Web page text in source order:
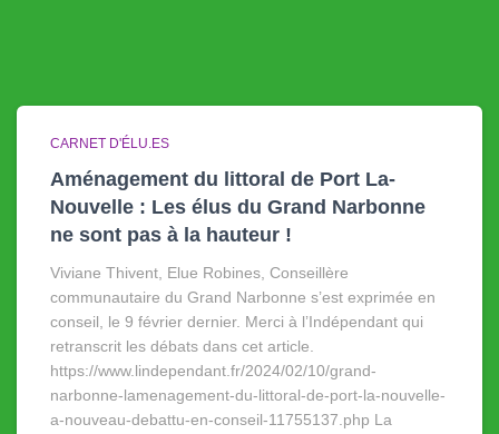
CARNET D'ÉLU.ES
Aménagement du littoral de Port La-
Nouvelle : Les élus du Grand Narbonne
ne sont pas à la hauteur !
Viviane Thivent, Elue Robines, Conseillère
communautaire du Grand Narbonne s’est exprimée en
conseil, le 9 février dernier. Merci à l’Indépendant qui
retranscrit les débats dans cet article.
https://www.lindependant.fr/2024/02/10/grand-
narbonne-lamenagement-du-littoral-de-port-la-nouvelle-
a-nouveau-debattu-en-conseil-11755137.php La